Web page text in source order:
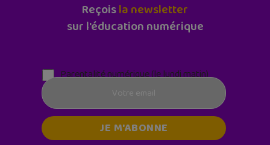
Reçoisla newsletter
sur l'éducation numérique
Parentalité numérique (le lundi matin)